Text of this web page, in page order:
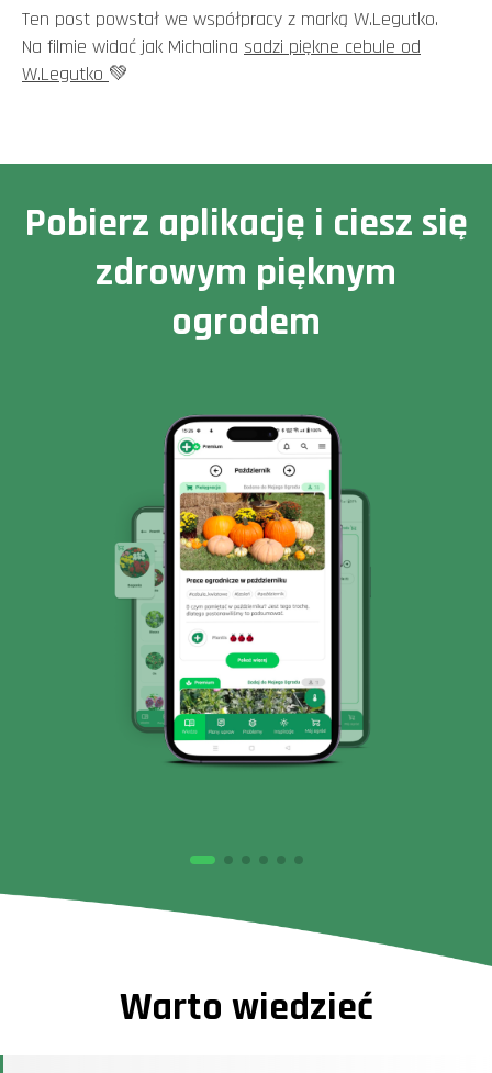
Ten post powstał we współpracy z marką W.Legutko.
Na filmie widać jak Michalina sadzi piękne cebule od
W.Legutko 💚
Pobierz aplikację i ciesz się
zdrowym pięknym
ogrodem
Warto wiedzieć